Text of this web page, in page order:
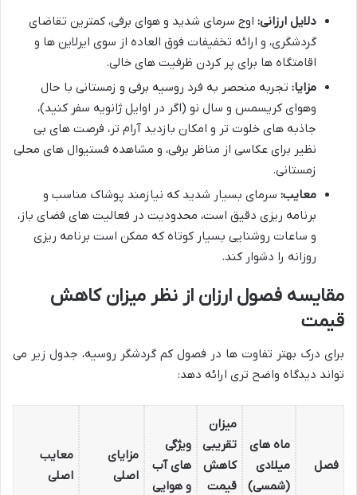
دلایل ارزانی: اوج سرمای شدید و هوای برفی، کمترین تقاضای
گردشگری، و ارائه تخفیفات فوق العاده از سوی ایرلاین ها و
اقامتگاه ها برای پر کردن ظرفیت های خالی.
مزایا: تجربه منحصر به فرد روسیه برفی و زمستانی با حال
وهوای کریسمس و سال نو (اگر در اوایل ژانویه سفر کنید)،
جاذبه های خلوت تر و امکان بازدید آرام تر، فرصت های بی
نظیر برای عکاسی از مناظر برفی، و مشاهده فستیوال های محلی
زمستانی.
معایب: سرمای بسیار شدید که نیازمند پوشاک مناسب و
برنامه ریزی دقیق است، محدودیت در فعالیت های فضای باز،
و ساعات روشنایی بسیار کوتاه که ممکن است برنامه ریزی
روزانه را دشوار کند.
مقایسه فصول ارزان از نظر میزان کاهش
قیمت
برای درک بهتر تفاوت ها در فصول کم گردشگر روسیه، جدول زیر می
تواند دیدگاه واضح تری ارائه دهد:
فصل
ماه های
میلادی
(شمسی)
میزان
تقریبی
کاهش
قیمت
ویژگی
های آب
و هوایی
مزایای
اصلی
معایب
اصلی